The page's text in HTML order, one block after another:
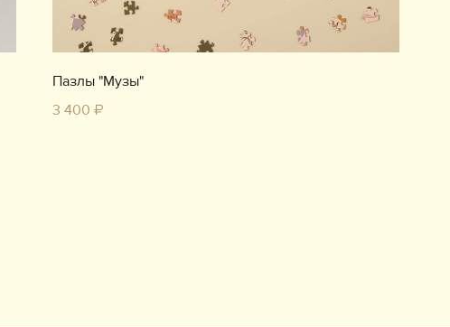
Пазлы "Музы"
3 400 ₽